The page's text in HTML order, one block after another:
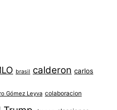
brasil calderon carlos
Gómez Leyva colaboracion